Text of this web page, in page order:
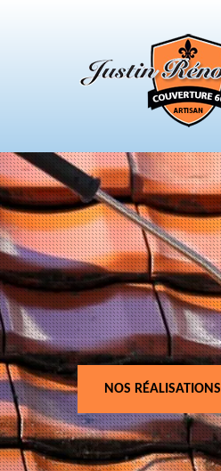
NOS RÉALISATIONS